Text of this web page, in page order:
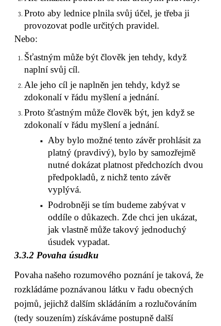
Proto aby lednice plnila svůj účel, je třeba ji
provozovat podle určitých pravidel.
Nebo:
Šťastným může být člověk jen tehdy, když
naplní svůj cíl.
Ale jeho cíl je naplněn jen tehdy, když se
zdokonalí v řádu myšlení a jednání.
Proto šťastným může člověk být, jen když se
zdokonalí v řádu myšlení a jednání.
Aby bylo možné tento závěr prohlásit za
platný (pravdivý), bylo by samozřejmě
nutné dokázat platnost předchozích dvou
předpokladů, z nichž tento závěr
vyplývá.
Podrobněji se tím budeme zabývat v
oddíle o důkazech. Zde chci jen ukázat,
jak vlastně může takový jednoduchý
úsudek vypadat.
3.3.2 Povaha úsudku
Povaha našeho rozumového poznání je taková, že
rozkládáme poznávanou látku v řadu obecných
pojmů, jejichž dalším skládáním a rozlučováním
(tedy souzením) získáváme postupně další